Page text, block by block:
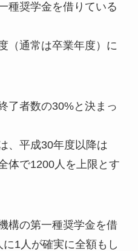
種奨学金を借りている
（通常は卒業年度）に
了者数の30%と決まっ
、平成30年度以降は
体で1200人を上限とす
構の第一種奨学金を借
1人が確実に全額もし